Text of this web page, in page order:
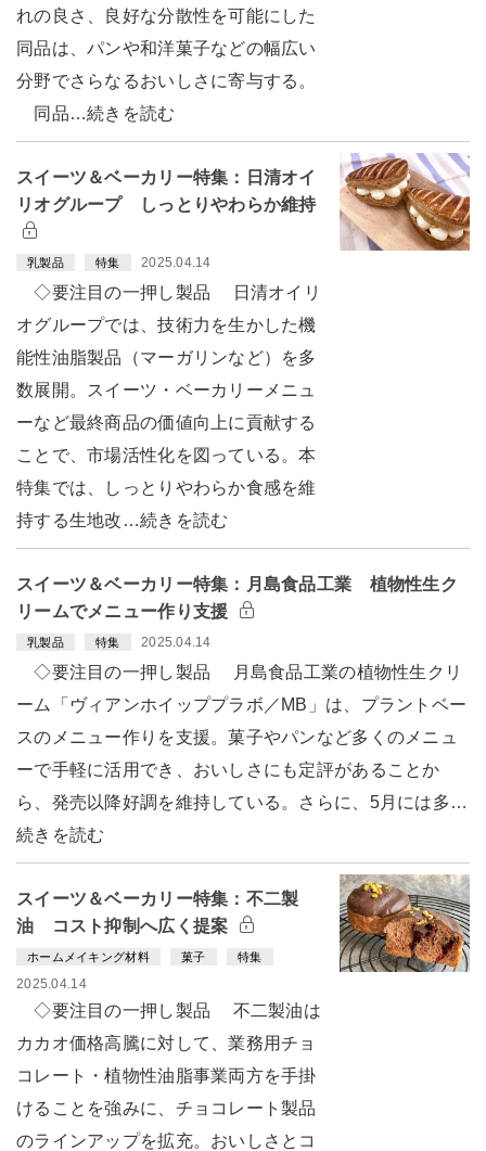
れの良さ、良好な分散性を可能にした
同品は、パンや和洋菓子などの幅広い
分野でさらなるおいしさに寄与する。
同品…続きを読む
スイーツ＆ベーカリー特集：日清オイ
リオグループ しっとりやわらか維持
乳製品 特集 2025.04.14
◇要注目の一押し製品 日清オイリ
オグループでは、技術力を生かした機
能性油脂製品（マーガリンなど）を多
数展開。スイーツ・ベーカリーメニュ
ーなど最終商品の価値向上に貢献する
ことで、市場活性化を図っている。本
特集では、しっとりやわらか食感を維
持する生地改…続きを読む
スイーツ＆ベーカリー特集：月島食品工業 植物性生ク
リームでメニュー作り支援
乳製品 特集 2025.04.14
◇要注目の一押し製品 月島食品工業の植物性生クリ
ーム「ヴィアンホイッププラボ／MB」は、プラントベー
スのメニュー作りを支援。菓子やパンなど多くのメニュ
ーで手軽に活用でき、おいしさにも定評があることか
ら、発売以降好調を維持している。さらに、5月には多…
続きを読む
スイーツ＆ベーカリー特集：不二製
油 コスト抑制へ広く提案
ホームメイキング材料 菓子 特集
2025.04.14
◇要注目の一押し製品 不二製油は
カカオ価格高騰に対して、業務用チョ
コレート・植物性油脂事業両方を手掛
けることを強みに、チョコレート製品
のラインアップを拡充。おいしさとコ